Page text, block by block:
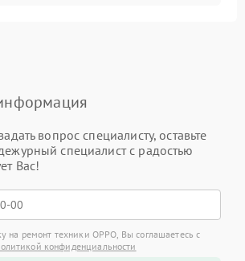
вопрос специалисту, оставьте
специалист с радостью
Вас!
на ремонт техники OPPO, Вы соглашаетесь с
конфиденциальности